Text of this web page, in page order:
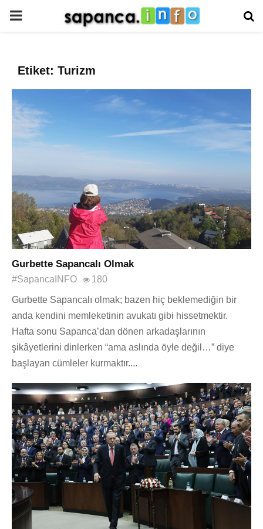
PRIMARY
Etiket: Turizm
Gurbette Sapancalı Olmak
#SapancaINFO 180
Gurbette Sapancalı olmak; bazen hiç beklemediğin bir
anda kendini memleketinin avukatı gibi hissetmektir.
Hafta sonu Sapanca’dan dönen arkadaşlarının
şikâyetlerini dinlerken “ama aslında öyle değil…” diye
başlayan cümleler kurmaktır....